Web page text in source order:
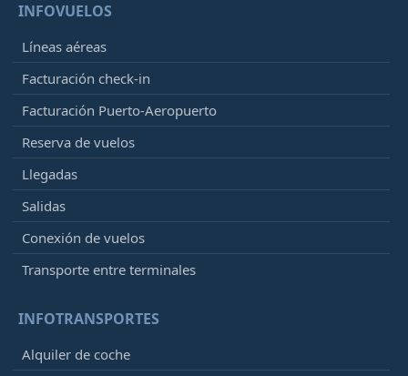
INFOVUELOS
Líneas aéreas
Facturación check-in
Facturación Puerto-Aeropuerto
Reserva de vuelos
Llegadas
Salidas
Conexión de vuelos
Transporte entre terminales
INFOTRANSPORTES
Alquiler de coche